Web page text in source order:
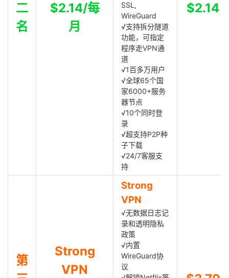
二
名
$2.14/每
月
SSL,
WireGuard
√支持拆分隧道
功能，可指定
程序走VPN通
道
√1百多万用户
√全球65个国
家6000+服务
器节点
√10个同时登
录
√超支持P2P种
子下载
√24/7客服支
持
$2.14
第
Strong
VPN
Strong
VPN
√无数据日志记
录和透明隐私
政策
√内置
WireGuard协
议